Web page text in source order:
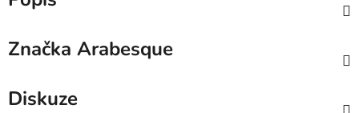
Značka Arabesque
Diskuze